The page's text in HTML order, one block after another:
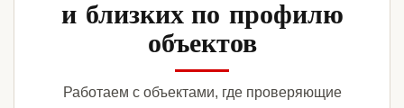
и близких по профилю
объектов
Работаем с объектами, где проверяющие